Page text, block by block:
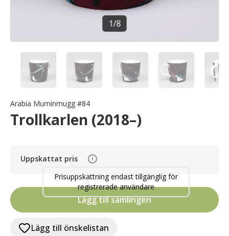
1/8
Arabia Muminmugg #84
Trollkarlen (2018–)
Uppskattat pris i
Prisuppskattning endast tillgänglig för
registrerade användare
Lägg till samlingen
Lägg till önskelistan